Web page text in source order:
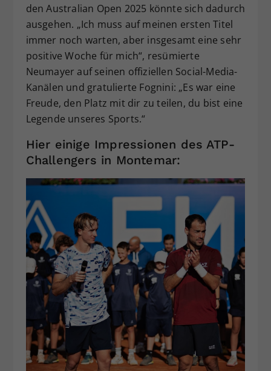
den Australian Open 2025 könnte sich dadurch
ausgehen. „Ich muss auf meinen ersten Titel
immer noch warten, aber insgesamt eine sehr
positive Woche für mich“, resümierte
Neumayer auf seinen offiziellen Social-Media-
Kanälen und gratulierte Fognini: „Es war eine
Freude, den Platz mit dir zu teilen, du bist eine
Legende unseres Sports.“
Hier einige Impressionen des ATP-
Challengers in Montemar: